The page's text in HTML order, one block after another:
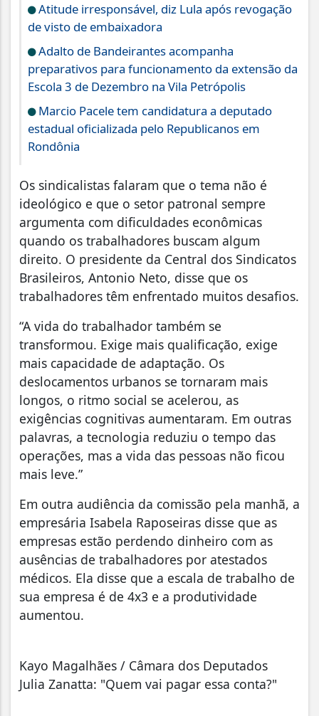
Atitude irresponsável, diz Lula após revogação
de visto de embaixadora
Adalto de Bandeirantes acompanha
preparativos para funcionamento da extensão da
Escola 3 de Dezembro na Vila Petrópolis
Marcio Pacele tem candidatura a deputado
estadual oficializada pelo Republicanos em
Rondônia
Os sindicalistas falaram que o tema não é
ideológico e que o setor patronal sempre
argumenta com dificuldades econômicas
quando os trabalhadores buscam algum
direito. O presidente da Central dos Sindicatos
Brasileiros, Antonio Neto, disse que os
trabalhadores têm enfrentado muitos desafios.
“A vida do trabalhador também se
transformou. Exige mais qualificação, exige
mais capacidade de adaptação. Os
deslocamentos urbanos se tornaram mais
longos, o ritmo social se acelerou, as
exigências cognitivas aumentaram. Em outras
palavras, a tecnologia reduziu o tempo das
operações, mas a vida das pessoas não ficou
mais leve.”
Em outra audiência da comissão pela manhã, a
empresária Isabela Raposeiras disse que as
empresas estão perdendo dinheiro com as
ausências de trabalhadores por atestados
médicos. Ela disse que a escala de trabalho de
sua empresa é de 4x3 e a produtividade
aumentou.
Kayo Magalhães / Câmara dos Deputados
Julia Zanatta: "Quem vai pagar essa conta?"